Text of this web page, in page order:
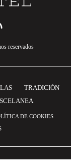
reservados
TRADICIÓN
DE COOKIES